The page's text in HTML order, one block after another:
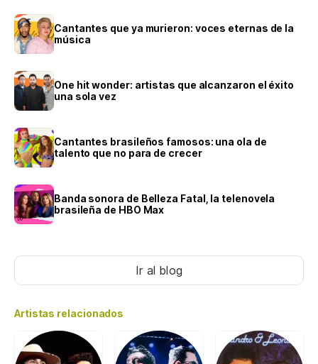
Cantantes que ya murieron: voces eternas de la
música
One hit wonder: artistas que alcanzaron el éxito
una sola vez
Cantantes brasileños famosos: una ola de
talento que no para de crecer
Banda sonora de Belleza Fatal, la telenovela
brasileña de HBO Max
Ir al blog
Artistas relacionados